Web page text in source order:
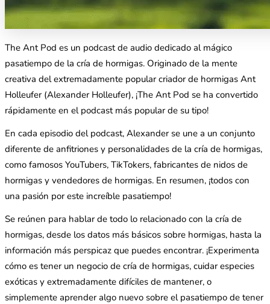
The Ant Pod es un podcast de audio dedicado al mágico
pasatiempo de la cría de hormigas. Originado de la mente
creativa del extremadamente popular criador de hormigas Ant
Holleufer (Alexander Holleufer), ¡The Ant Pod se ha convertido
rápidamente en el podcast más popular de su tipo!
En cada episodio del podcast, Alexander se une a un conjunto
diferente de anfitriones y personalidades de la cría de hormigas,
como famosos YouTubers, TikTokers, fabricantes de nidos de
hormigas y vendedores de hormigas. En resumen, ¡todos con
una pasión por este increíble pasatiempo!
Se reúnen para hablar de todo lo relacionado con la cría de
hormigas, desde los datos más básicos sobre hormigas, hasta la
información más perspicaz que puedes encontrar. ¡Experimenta
cómo es tener un negocio de cría de hormigas, cuidar especies
exóticas y extremadamente difíciles de mantener, o
simplemente aprender algo nuevo sobre el pasatiempo de tener